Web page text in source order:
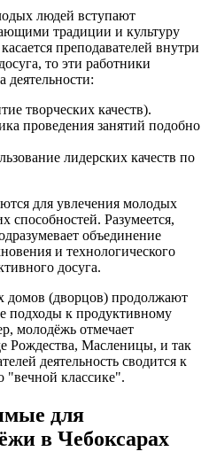
людей вступают
традиции и культуру
преподавателей внутри
то эти работники
деятельности:
творческих качеств).
проведения занятий подобно
лидерских качеств по
для увлечения молодых
способностей. Разумеется,
объединение
и технологического
досуга.
домов (дворцов) продолжают
подходы к продуктивному
молодёжь отмечает
Рождества, Масленицы, и так
деятельность сводится к
"вечной классике".
для
в Чебоксарах